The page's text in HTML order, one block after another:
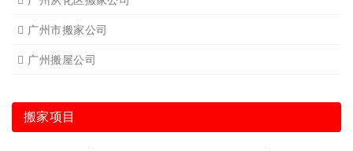
广州市搬家公司
广州搬屋公司
搬家项目